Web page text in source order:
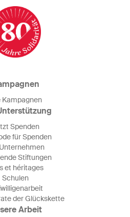
Kampagnen
Spenden
für Spenden
Stiftungen
et héritages
Schulen
der Glückskette
Arbeit